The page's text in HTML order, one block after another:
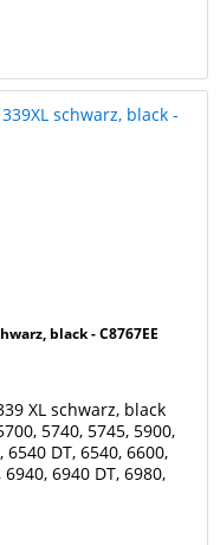
black - C8767EE
XL schwarz, black
5740, 5745, 5900,
6540 DT, 6540, 6600,
6940 DT, 6980,
6304, 6305, 6310,